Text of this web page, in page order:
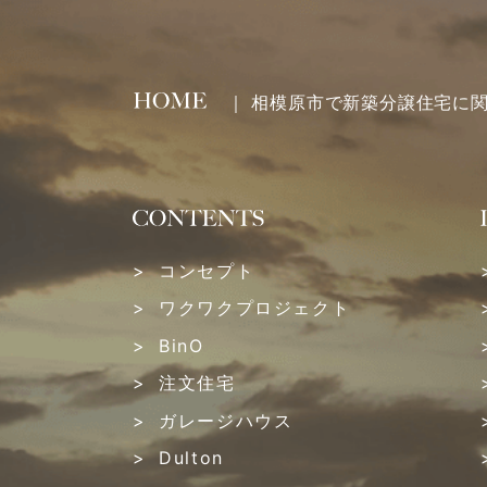
2023年03月 (1)
2023年02月 (2)
2023年01月 (2)
2022年11月 (3)
2022年10月 (1)
2022年09月 (3)
｜ 相模原市で新築分譲住宅に
コンセプト
ワクワクプロジェクト
BinO
注文住宅
ガレージハウス
Dulton